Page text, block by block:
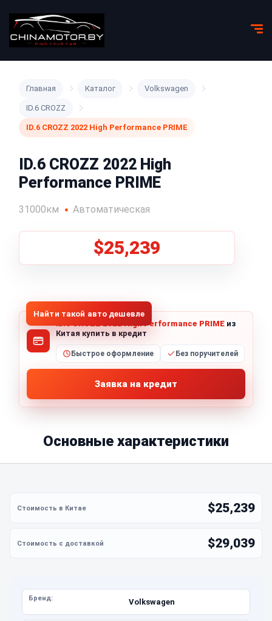
Главная Каталог Volkswagen
ID.6 CROZZ
ID.6 CROZZ 2022 High Performance PRIME
ID.6 CROZZ 2022 High
Performance PRIME
31000км Автоматическая
$25,239
Найти такой авто дешевле
ID.6 CROZZ 2022 High Performance PRIME из
Китая купить в кредит
Быстрое оформление Без поручителей
Заявка на кредит
Основные характеристики
$25,239
$29,039
Бренд: Volkswagen